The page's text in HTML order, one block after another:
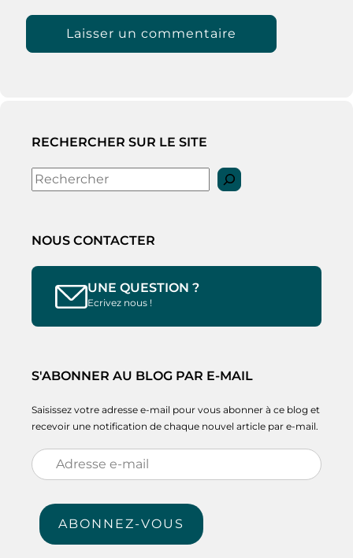
RECHERCHER SUR LE SITE
Rechercher
NOUS CONTACTER
UNE QUESTION ?
Ecrivez nous !
S'ABONNER AU BLOG PAR E-MAIL
Saisissez votre adresse e-mail pour vous abonner à ce blog et
recevoir une notification de chaque nouvel article par e-mail.
Adresse
e-
mail
ABONNEZ-VOUS